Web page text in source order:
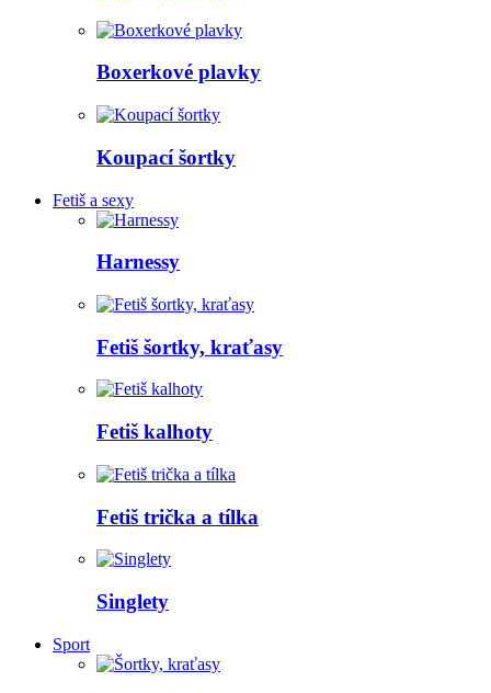
Boxerkové plavky
Koupací šortky
Fetiš a sexy
Harnessy
Fetiš šortky, kraťasy
Fetiš kalhoty
Fetiš trička a tílka
Singlety
Sport